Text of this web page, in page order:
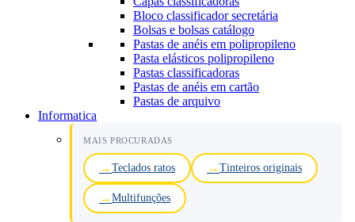
Bloco classificador secretária
Bolsas e bolsas catálogo
Pastas de anéis em polipropileno
Pasta elásticos polipropileno
Pastas classificadoras
Pastas de anéis em cartão
Pastas de arquivo
Informatica
MAIS PROCURADAS
Teclados ratos Tinteiros originais
Multifunções